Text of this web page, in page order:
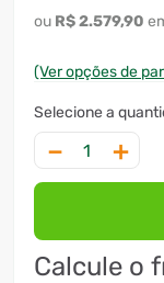
R$2.579,90
(Ver opções de
＋
－
Calcule o
10º lavadora